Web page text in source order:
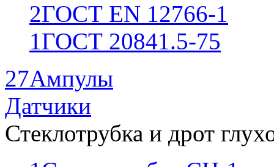
2ГОСТ EN 12766-1
1ГОСТ 20841.5-75
27Ампулы
Датчики
Стеклотрубка и дрот